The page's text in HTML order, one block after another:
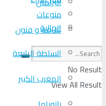
منوعات
ثقافة و فنون
No Result
View All Result
الجالية
السلطة الرابعة
المغرب الكبير